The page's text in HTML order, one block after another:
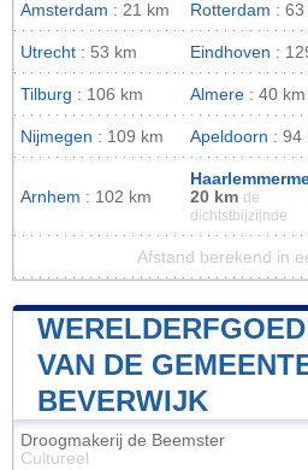
Amsterdam : 21 km Rotterdam : 63
Utrecht : 53 km Eindhoven :
Tilburg : 106 km Almere : 40 km
Nijmegen : 109 km Apeldoorn : 94
Arnhem : 102 km
20 km de
dichtstbijzijnde
Afstand berekend in
VAN DE
BEVERWIJK
Droogmakerij de Beemster
Cultureel